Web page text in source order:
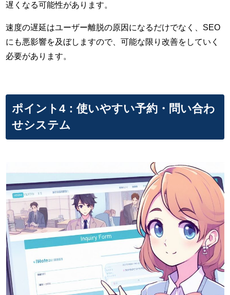
遅くなる可能性があります。
速度の遅延はユーザー離脱の原因になるだけでなく、SEO
にも悪影響を及ぼしますので、可能な限り改善をしていく
必要があります。
ポイント4：使いやすい予約・問い合わ
せシステム